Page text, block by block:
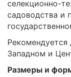
селекционно-
садоводства и
Западном и
Размеры и